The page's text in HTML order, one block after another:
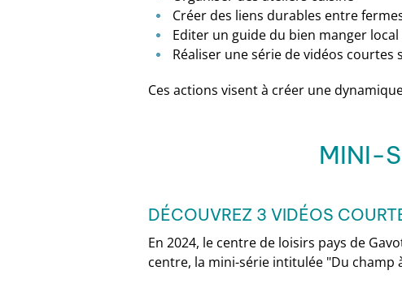
Créer des liens durables entre
Editer un guide du bien manger
Réaliser une série de vidéos
Ces actions visent à créer une
MINI-
DÉCOUVREZ 3 VIDÉOS
En 2024, le centre de loisirs pays de
centre, la mini-série intitulée "Du champ